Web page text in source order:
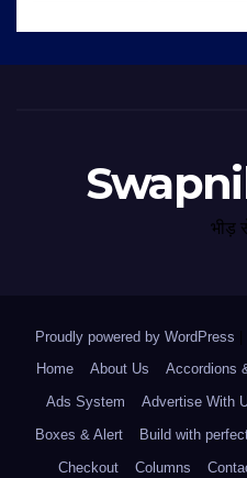
भीड़
Proudly powered by WordPress
Home
About Us Accordions
Ads System
Advertise With
Boxes & Alert
Build with
Checkout
Columns